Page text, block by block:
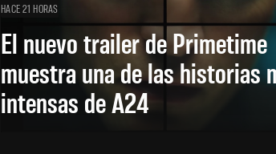
HACE 21 HORAS
El nuevo trailer de Primetime
muestra una de las historias
intensas de A24